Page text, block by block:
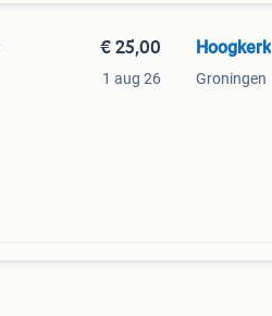
€ 25,00
1 aug 26
Hoogkerk
Groningen